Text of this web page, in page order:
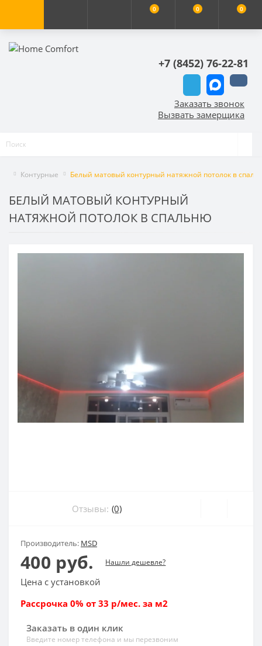
0 0 0
+7 (8452) 76-22-81
Заказать звонок
Вызвать замерщика
Контурные Белый матовый контурный натяжной потолок в
БЕЛЫЙ МАТОВЫЙ КОНТУРНЫЙ
НАТЯЖНОЙ ПОТОЛОК В СПАЛЬНЮ
Отзывы: (0)
Производитель: MSD
400 руб. Нашли дешевле?
Цена с установкой
Рассрочка 0% от 33 р/мес. за м2
Заказать в один клик
Введите номер телефона и мы перезвоним